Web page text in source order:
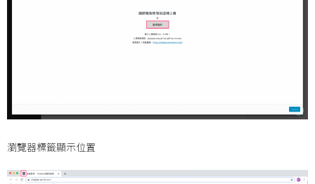
瀏覽器標籤顯示位置